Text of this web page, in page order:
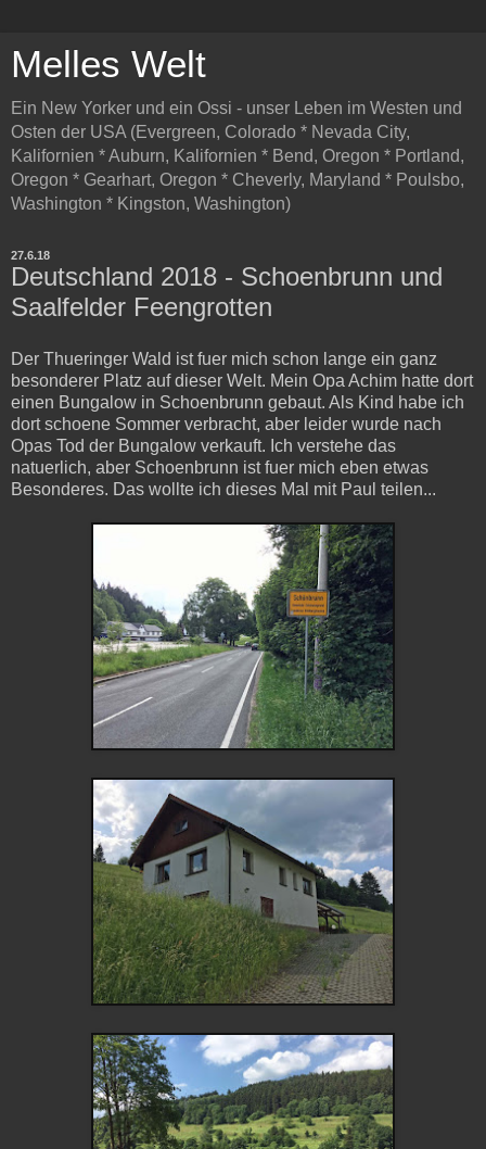
Melles Welt
Ein New Yorker und ein Ossi - unser Leben im Westen und
Osten der USA (Evergreen, Colorado * Nevada City,
Kalifornien * Auburn, Kalifornien * Bend, Oregon * Portland,
Oregon * Gearhart, Oregon * Cheverly, Maryland * Poulsbo,
Washington * Kingston, Washington)
27.6.18
Deutschland 2018 - Schoenbrunn und
Saalfelder Feengrotten
Der Thueringer Wald ist fuer mich schon lange ein ganz
besonderer Platz auf dieser Welt. Mein Opa Achim hatte dort
einen Bungalow in Schoenbrunn gebaut. Als Kind habe ich
dort schoene Sommer verbracht, aber leider wurde nach
Opas Tod der Bungalow verkauft. Ich verstehe das
natuerlich, aber Schoenbrunn ist fuer mich eben etwas
Besonderes. Das wollte ich dieses Mal mit Paul teilen...